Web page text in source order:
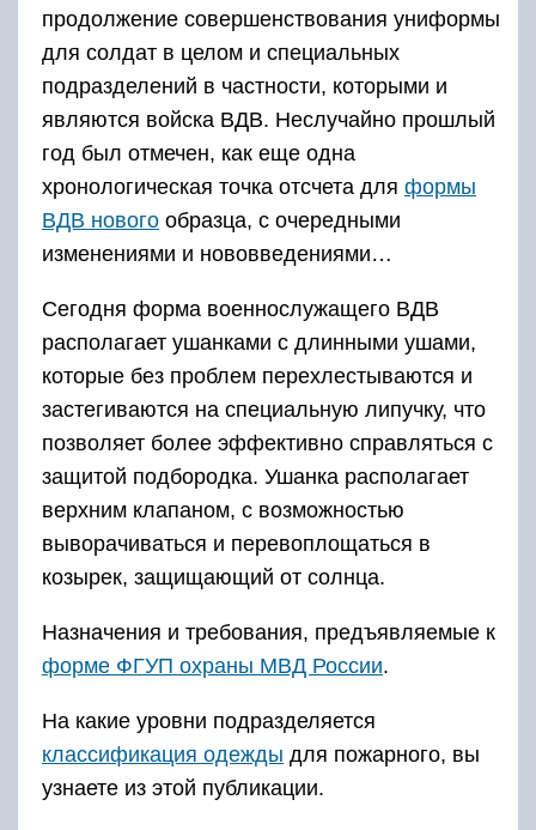
продолжение совершенствования униформы
для солдат в целом и специальных
подразделений в частности, которыми и
являются войска ВДВ. Неслучайно прошлый
год был отмечен, как еще одна
хронологическая точка отсчета для формы
ВДВ нового образца, с очередными
изменениями и нововведениями…
Сегодня форма военнослужащего ВДВ
располагает ушанками с длинными ушами,
которые без проблем перехлестываются и
застегиваются на специальную липучку, что
позволяет более эффективно справляться с
защитой подбородка. Ушанка располагает
верхним клапаном, с возможностью
выворачиваться и перевоплощаться в
козырек, защищающий от солнца.
Назначения и требования, предъявляемые к
форме ФГУП охраны МВД России.
На какие уровни подразделяется
классификация одежды для пожарного, вы
узнаете из этой публикации.